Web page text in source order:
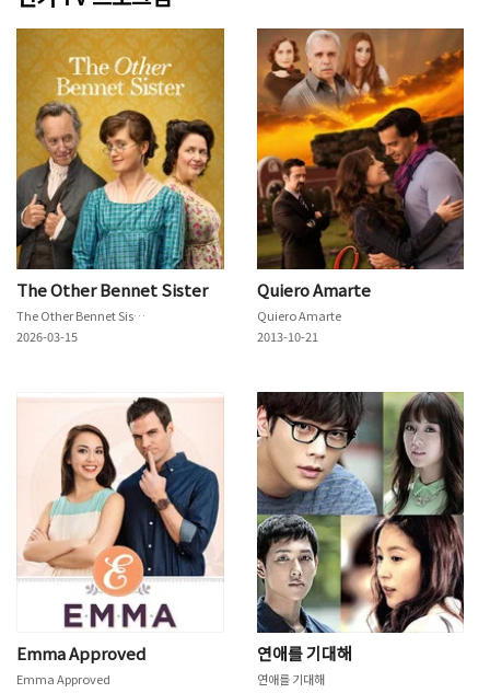
The Other Bennet Sister
The Other Bennet Sister
2026-03-15
Quiero Amarte
Quiero Amarte
2013-10-21
Emma Approved
Emma Approved
연애를 기대해
연애를 기대해